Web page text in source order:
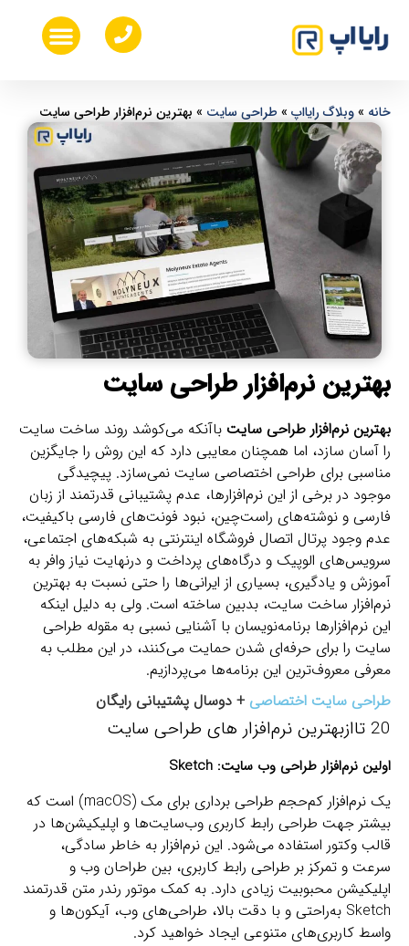
خانه »وبلاگ رایااپ »طراحی سایت » بهترین نرم‌افزار طراحی سایت
بهترین نرم‌افزار طراحی سایت
بهترین نرم‌افزار طراحی سایت باآنکه می‌کوشد روند ساخت سایت
را آسان سازد، اما همچنان معایبی دارد که این روش را جایگزین
مناسبی برای طراحی اختصاصی سایت نمی‌سازد. پیچیدگی
موجود در برخی از این نرم‌افزارها، عدم پشتیبانی قدرتمند از زبان
فارسی و نوشته‌های راست‌چین، نبود فونت‌های فارسی باکیفیت،
عدم وجود پرتال اتصال فروشگاه اینترنتی به شبکه‌های اجتماعی،
سرویس‌های الوپیک و درگاه‌های پرداخت و درنهایت نیاز وافر به
آموزش و یادگیری، بسیاری از ایرانی‌ها را حتی نسبت به بهترین
نرم‌افزار ساخت سایت، بدبین ساخته است. ولی به دلیل اینکه
این نرم‌افزارها برنامه‌نویسان با آشنایی نسبی به مقوله طراحی
سایت را برای حرفه‌ای شدن حمایت می‌کنند، در این مطلب به
معرفی معروف‌ترین این برنامه‌ها می‌پردازیم.
طراحی سایت اختصاصی + دوسال پشتیبانی رایگان
20 تاازبهترین نرم‌افزار های طراحی سایت
اولین نرم‌افزار طراحی وب سایت: Sketch
یک نرم‌افزار کم‌حجم طراحی برداری برای مک (macOS) است که
بیشتر جهت طراحی رابط کاربری وب‌سایت‌ها و اپلیکیشن‌ها در
قالب وکتور استفاده می‌شود. این نرم‌افزار به خاطر سادگی،
سرعت و تمرکز بر طراحی رابط کاربری، بین طراحان وب و
اپلیکیشن محبوبیت زیادی دارد. به کمک موتور رندر متن قدرتمند
Sketch به‌راحتی و با دقت بالا، طراحی‌های وب، آیکون‌ها و
واسط کاربری‌های متنوعی ایجاد خواهید کرد.